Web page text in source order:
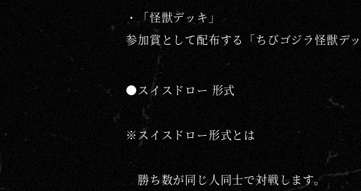
・「怪獣デッキ」
参加賞として配布する「ちびゴジラ怪獣デ
●スイスドロー 形式
※スイスドロー形式とは
勝ち数が同じ人同士で対戦します。